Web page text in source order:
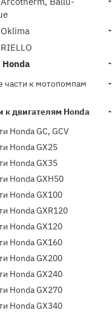
части к мотопомпам
к двигателям Honda
Honda GC, GCV
Honda GX25
Honda GX35
Honda GXH50
Honda GX100
Honda GXR120
Honda GX120
Honda GX160
Honda GX200
Honda GX240
Honda GX270
Honda GX340